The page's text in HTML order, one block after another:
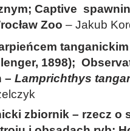
Captive
Zoo – Jakub
1898);
– Lamprichthys
zbiornik – rzecz o